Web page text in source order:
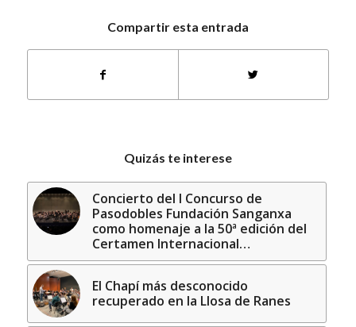
Compartir esta entrada
Quizás te interese
Concierto del I Concurso de
Pasodobles Fundación Sanganxa
como homenaje a la 50ª edición del
Certamen Internacional…
El Chapí más desconocido
recuperado en la Llosa de Ranes